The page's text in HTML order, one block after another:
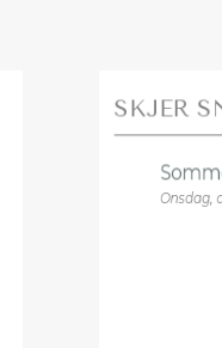
SKJER
Onsdag,
Fredag,
august 23,